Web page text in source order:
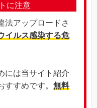
に注意
法アップロードさ
イルス感染する危
には当サイト紹介
すめです。 無料